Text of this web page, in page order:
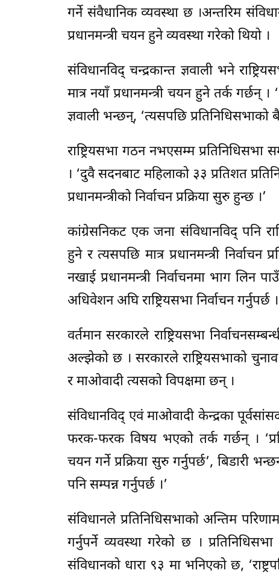
गर्ने संवैधानिक व्यवस्था छ ।अन्तरिम
प्रधानमन्त्री चयन हुने व्यवस्था गरेको थियो ।
संविधानविद् चन्द्रकान्त ज्ञवाली भने
मात्र नयाँ प्रधानमन्त्री चयन हुने तर्क गर्छन्
ज्ञवाली भन्छन्, ‘त्यसपछि प्रतिनिधिसभाको
राष्ट्रियसभा गठन नभएसम्म प्रतिनिधिसभा
। ‘दुवै सदनबाट महिलाको ३३ प्रतिशत
प्रधानमन्त्रीको निर्वाचन प्रक्रिया सुरु हुन्छ ।’
कांग्रेसनिकट एक जना संविधानविद् पनि
हुने र त्यसपछि मात्र प्रधानमन्त्री
नखाई प्रधानमन्त्री निर्वाचनमा भाग लिन
अधिवेशन अघि राष्ट्रियसभा निर्वाचन गर्नुपर्छ
वर्तमान सरकारले राष्ट्रियसभा
अल्झेको छ । सरकारले राष्ट्रियसभाको
र माओवादी त्यसको विपक्षमा छन् ।
संविधानविद् एवं माओवादी केन्द्रका
फरक-फरक विषय भएको तर्क गर्छन् ।
चयन गर्ने प्रक्रिया सुरु गर्नुपर्छ’, बिडारी
पनि सम्पन्न गर्नुपर्छ ।’
संविधानले प्रतिनिधिसभाको अन्तिम
गर्नुपर्ने व्यवस्था गरेको छ ।
संविधानको धारा ९३ मा भनिएको छ,